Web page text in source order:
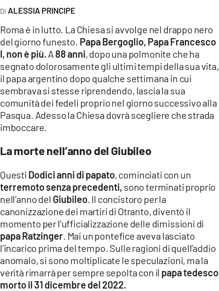
LACITYMAG.IT
ILREGGINO.IT
COSENZACHANNEL.IT
ILVIBONESE.IT
CATANZAROCHANNEL.IT
LACAPITALENEWS.IT
App
ALESSIA PRINCIPE
Roma è in lutto. La Chiesa si avvolge nel drappo nero
del giorno funesto. Papa Bergoglio, Papa Francesco
I, non è più. A 88 anni, dopo una polmonite che ha
segnato dolorosamente gli ultimi tempi della sua vita,
il papa argentino dopo qualche settimana in cui
sembrava si stesse riprendendo, lascia la sua
comunità dei fedeli proprio nel giorno successivo alla
Pasqua. Adesso la Chiesa dovrà scegliere che strada
imboccare.
La morte nell’anno del Giubileo
Questi Dodici anni di papato, cominciati con un
terremoto senza precedenti, sono terminati proprio
nell’anno del Giubileo. Il concistoro per la
canonizzazione dei martiri di Otranto, diventò il
momento per l’ufficializzazione delle dimissioni di
papa Ratzinger . Mai un pontefice aveva lasciato
l’incarico prima del tempo. Sulle ragioni di quell’addio
anomalo, si sono moltiplicate le speculazioni, ma la
verità rimarrà per sempre sepolta con il papa tedesco
morto il 31 dicembre del 2022.